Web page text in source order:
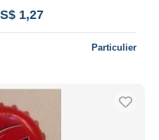
1,27
Particulier